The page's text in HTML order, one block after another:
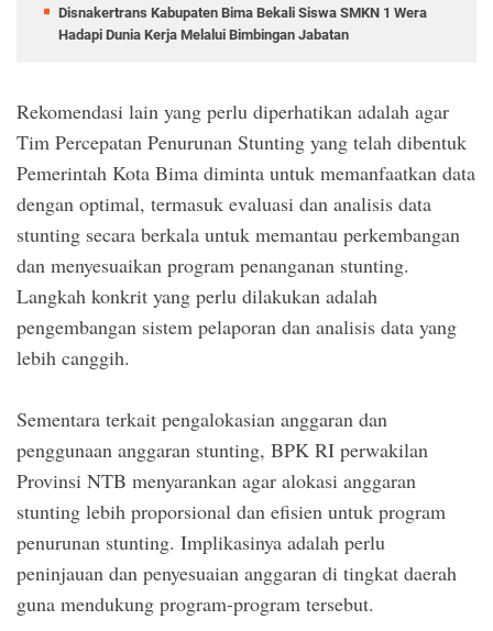
Disnakertrans Kabupaten Bima Bekali Siswa SMKN 1 Wera
Hadapi Dunia Kerja Melalui Bimbingan Jabatan
Rekomendasi lain yang perlu diperhatikan adalah agar
Tim Percepatan Penurunan Stunting yang telah dibentuk
Pemerintah Kota Bima diminta untuk memanfaatkan data
dengan optimal, termasuk evaluasi dan analisis data
stunting secara berkala untuk memantau perkembangan
dan menyesuaikan program penanganan stunting.
Langkah konkrit yang perlu dilakukan adalah
pengembangan sistem pelaporan dan analisis data yang
lebih canggih.
Sementara terkait pengalokasian anggaran dan
penggunaan anggaran stunting, BPK RI perwakilan
Provinsi NTB menyarankan agar alokasi anggaran
stunting lebih proporsional dan efisien untuk program
penurunan stunting. Implikasinya adalah perlu
peninjauan dan penyesuaian anggaran di tingkat daerah
guna mendukung program-program tersebut.